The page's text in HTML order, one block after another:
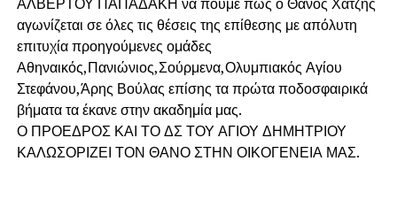
αγωνίζεται σε όλες τις θέσεις της επίθεσης με απόλυτη
επιτυχία προηγούμενες ομάδες
Αθηναικός,Πανιώνιος,Σούρμενα,Ολυμπιακός Αγίου
Στεφάνου,Άρης Βούλας επίσης τα πρώτα ποδοσφαιρικά
βήματα τα έκανε στην ακαδημία μας.
Ο ΠΡΟΕΔΡΟΣ ΚΑΙ ΤΟ ΔΣ ΤΟΥ ΑΓΙΟΥ ΔΗΜΗΤΡΙΟΥ
ΚΑΛΩΣΟΡΙΖΕΙ ΤΟΝ ΘΑΝΟ ΣΤΗΝ ΟΙΚΟΓΕΝΕΙΑ ΜΑΣ.